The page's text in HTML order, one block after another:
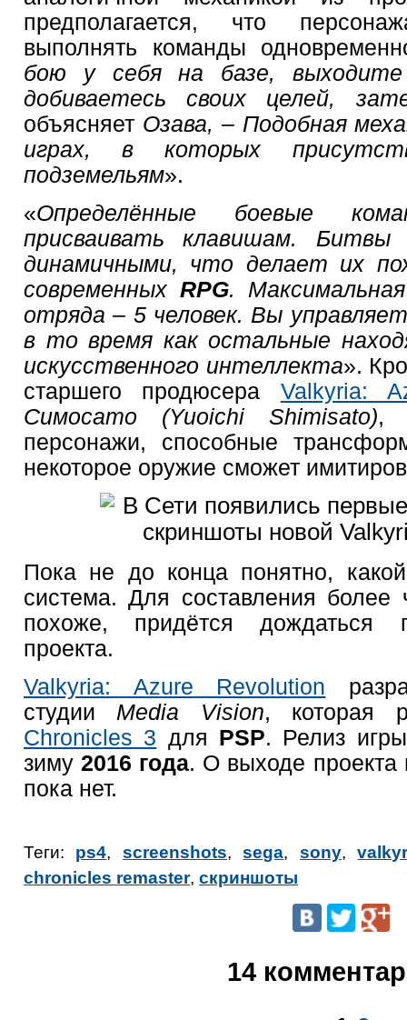
предполагается, что
выполнять команды
бою у себя на базе,
добиваетесь своих целей,
объясняет Озава, – Подобная
играх, в которых
подземельям».
«Определённые боевые
присваивать клавишам.
динамичными, что делает их
современныхRPG.
отряда – 5 человек. Вы
в то время как остальные
искусственного интеллекта».
старшего продюсера Valkyria:
Симосато (Yuoichi Shimisato),
персонажи, способные
некоторое оружие сможет
Пока не до конца понятно,
система. Для составления более
похоже, придётся дождаться
проекта.
Valkyria: Azure Revolution
студии Media Vision, которая
Chronicles 3 для PSP. Релиз
зиму2016 года. О выходе
пока нет.
Теги: ps4, screenshots,sega, sony,
chronicles remaster, скриншоты
14